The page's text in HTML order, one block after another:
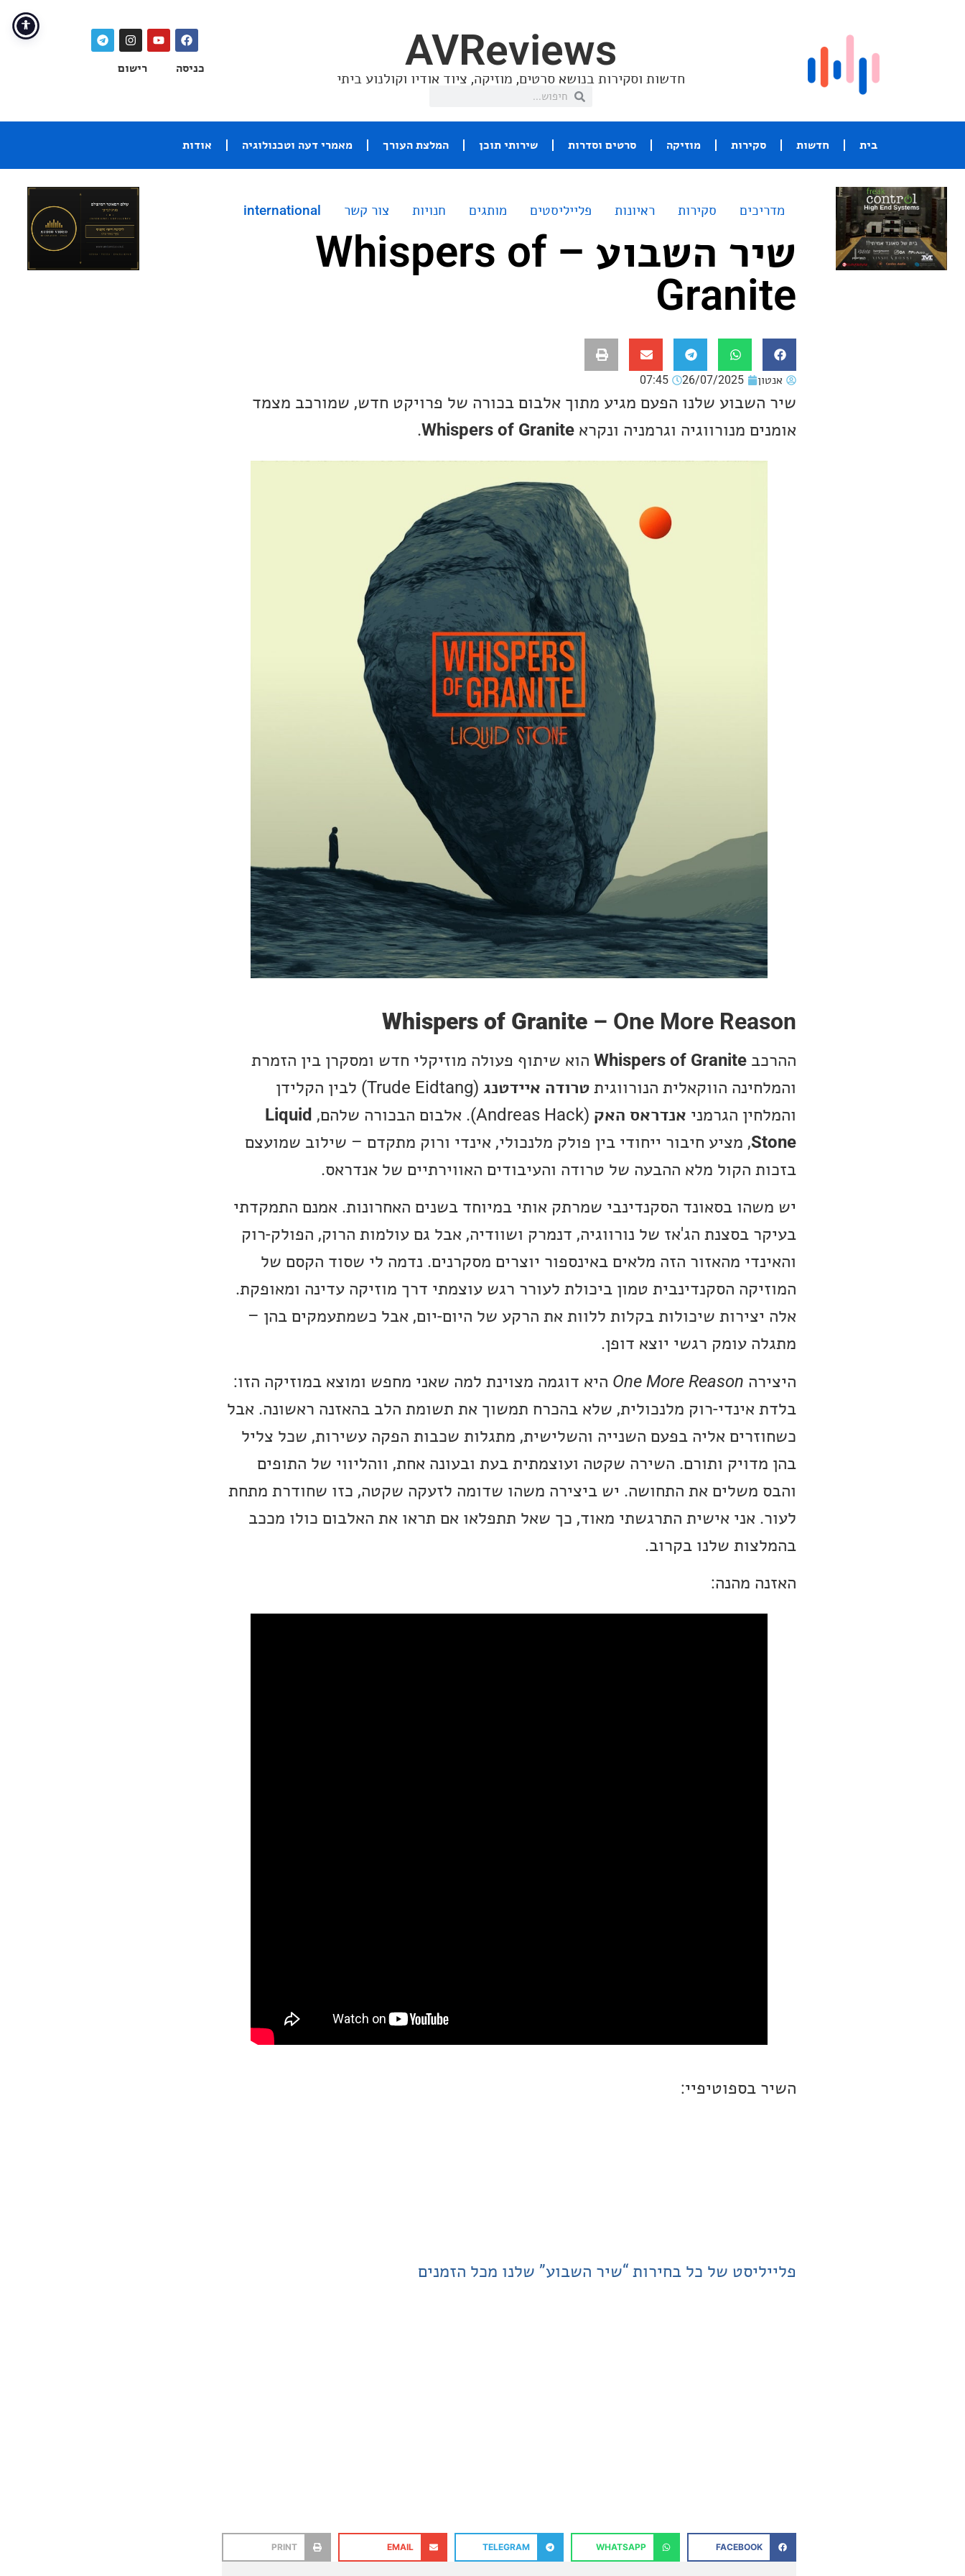
AVReviews
חדשות וסקירות בנושא סרטים, מוזיקה, ציוד אודיו וקולנוע ביתי
כניסה רישום
בית חדשות סקירות מוזיקה סרטים וסדרות שירותי תוכן המלצת העורך מאמרי דעה וטכנולוגיה אודות
מדריכים סקירות ראיונות פלייליסטים מותגים חנויות צור קשר international
שיר השבוע – Whispers of
Granite
אנטון 26/07/2025
07:45
שיר השבוע שלנו הפעם מגיע מתוך אלבום בכורה של פרויקט חדש, שמורכב מצמד
אומנים מנורווגיה וגרמניה ונקראWhispers of Granite
.
Whispers of Granite– One More Reason
ההרכבWhispers of Granite הוא שיתוף פעולה מוזיקלי חדש ומסקרן בין הזמרת
והמלחינה הווקאלית הנורווגיתטרודה איידטנג
(Trude Eidtang) לבין הקלידן
והמלחין הגרמני אנדראס האק (Andreas Hack). אלבום הבכורה שלהם,
Liquid
Stone, מציע חיבור ייחודי בין פולק מלנכולי, אינדי ורוק מתקדם – שילוב שמועצם
בזכות הקול מלא ההבעה של טרודה והעיבודים האווירתיים של אנדראס.
יש משהו בסאונד הסקנדינבי שמרתק אותי במיוחד בשנים האחרונות. אמנם התמקדתי
בעיקר בסצנת הג'אז של נורווגיה, דנמרק ושוודיה, אבל גם עולמות הרוק, הפולק-רוק
והאינדי מהאזור הזה מלאים באינספור יוצרים מסקרנים. נדמה לי שסוד הקסם של
המוזיקה הסקנדינבית טמון ביכולת לעורר רגש עוצמתי דרך מוזיקה עדינה ומאופקת.
אלה יצירות שיכולות בקלות ללוות את הרקע של היום-יום, אבל כשמתעמקים בהן –
מתגלה עומק רגשי יוצא דופן.
היצירה One More Reason היא דוגמה מצוינת למה שאני מחפש ומוצא במוזיקה הזו:
בלדת אינדי-רוק מלנכולית, שלא בהכרח תמשוך את תשומת הלב בהאזנה ראשונה. אבל
כשחוזרים אליה בפעם השנייה והשלישית, מתגלות שכבות הפקה עשירות, שכל צליל
בהן מדויק ותורם. השירה שקטה ועוצמתית בעת ובעונה אחת, ווהליווי של התופים
והבס משלים את התחושה. יש ביצירה משהו שדומה לזעקה שקטה, כזו שחודרת מתחת
לעור. אני אישית התרגשתי מאוד, כך שאל תתפלאו אם תראו את האלבום כולו מככב
בהמלצות שלנו בקרוב.
האזנה מהנה:
השיר בספוטיפיי:
פלייליסט של כל בחירות “שיר השבוע” שלנו מכל הזמנים
FACEBOOK
WHATSAPP
TELEGRAM
EMAIL
PRINT